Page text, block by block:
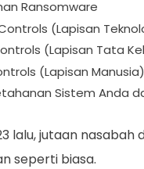
Ransomware
(Lapisan
(Lapisan Tata
(Lapisan Manusia)
Sistem Anda
lalu, jutaan
seperti biasa.